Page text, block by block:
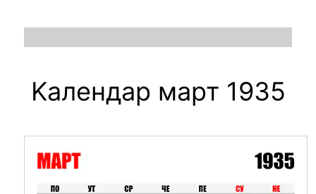
Kалендар март 1935